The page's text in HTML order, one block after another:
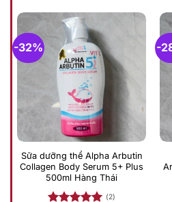
-32%
Sữa dưỡng thể Alpha Arbutin
Collagen Body Serum 5+ Plus
500ml Hàng Thái
(2)
-